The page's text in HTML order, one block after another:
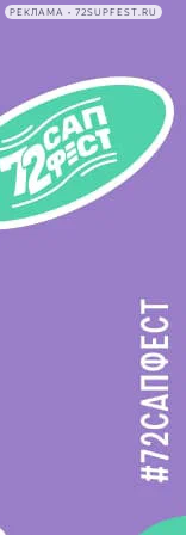
РЕКЛАМА • 72SUPFEST.RU